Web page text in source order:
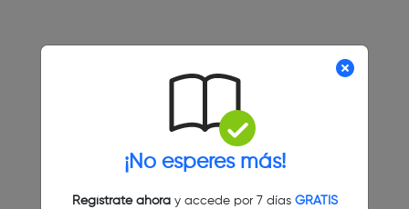
¡No esperes más!
Regístrate ahoray accede por 7 días GRATIS